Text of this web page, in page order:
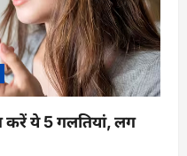
ये 5 गलतियां, लग